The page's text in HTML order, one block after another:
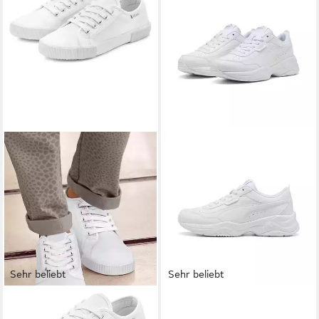
Sehr beliebt
Sneaker aus Textil,
Sehr beliebt